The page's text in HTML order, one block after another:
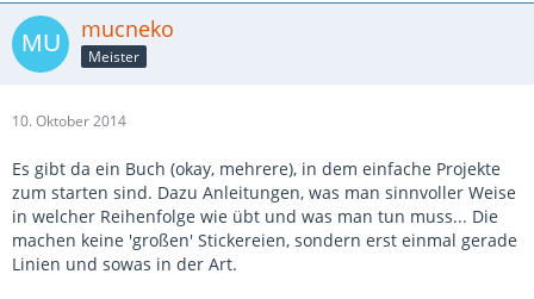
mucneko
Meister
10. Oktober 2014
Es gibt da ein Buch (okay, mehrere), in dem einfache Projekte
zum starten sind. Dazu Anleitungen, was man sinnvoller Weise
in welcher Reihenfolge wie übt und was man tun muss... Die
machen keine 'großen' Stickereien, sondern erst einmal gerade
Linien und sowas in der Art.